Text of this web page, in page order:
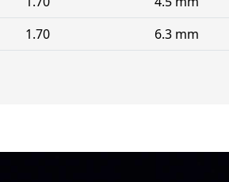
1.70 6.3 mm